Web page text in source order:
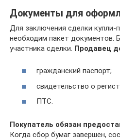
Документы для
Для заключения сделки
необходим пакет документов.
участника сделки. Продавец
гражданский паспорт;
свидетельство о
ПТС.
Покупатель обязан
Когда сбор бумаг завершён,